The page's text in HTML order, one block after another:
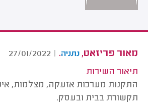
מאור פריזאט, נתניה.
|
27/01/2022
תיאור השירות
התקנות מערכות אזעקה, מצלמות,
תקשורת בבית ובעסק.